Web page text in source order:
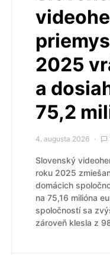
2025
a
75,2
4. augusta 2026
Slovenský
roku 2025
domácich
na 75,16 milióna
spoločností sa
zároveň klesla z